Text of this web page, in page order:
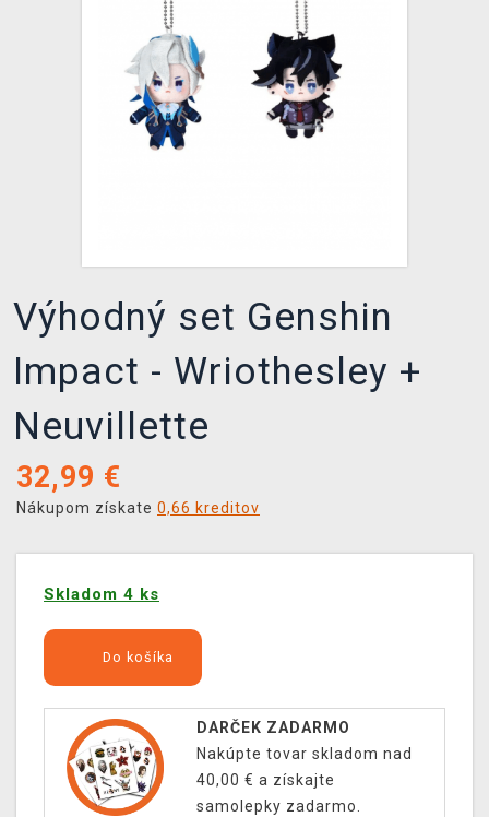
Výhodný set Genshin
Impact - Wriothesley +
Neuvillette
32,99 €
Nákupom získate 0,66 kreditov
Skladom 4 ks
Do košíka
DARČEK ZADARMO
Nakúpte tovar skladom nad
40,00 € a získajte
samolepky zadarmo.